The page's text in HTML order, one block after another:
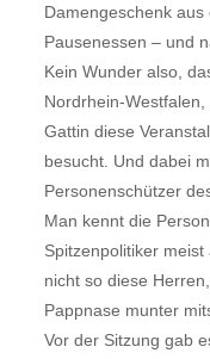
Damengeschenk
Pausenessen – und
Kein Wunder also,
Nordrhein-
Gattin diese
besucht. Und dabei
Personenschützer
Man kennt die
Spitzenpolitiker
nicht so diese
Pappnase munter
Vor der Sitzung gab